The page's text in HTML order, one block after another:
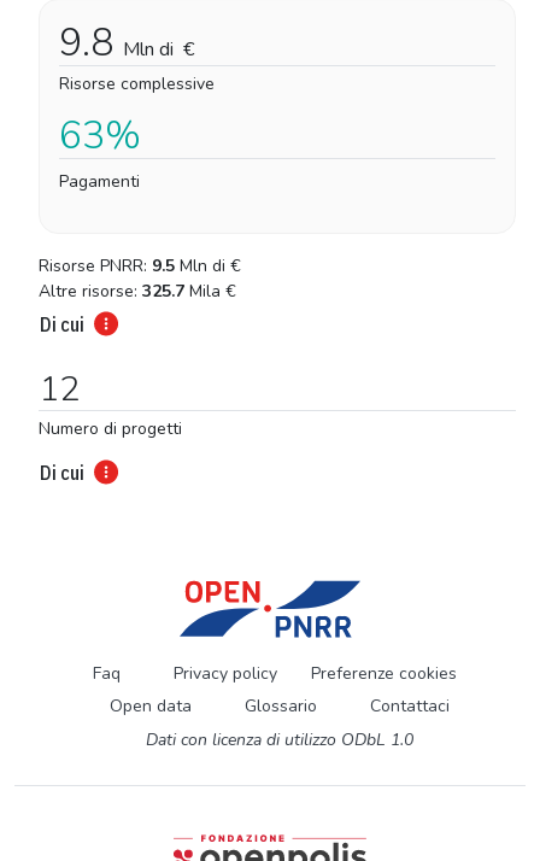
9.8 Mln di €
Risorse complessive
63%
Pagamenti
Risorse PNRR: 9.5 Mln di €
Altre risorse: 325.7 Mila €
Di cui
12
Numero di progetti
Di cui
Faq Privacy policy
Preferenze cookies
Open data
Glossario
Contattaci
Dati con licenza di utilizzo ODbL 1.0